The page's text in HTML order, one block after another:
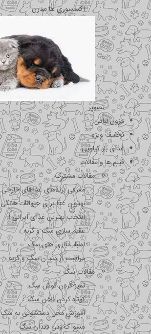
اکسسوری ها مدرن
تصویر
مزون لباس
تخفیف ویژه
غذای باز کیلویی
فیلم ها و مقالات
مقالات مشترک
معرفی برندهای غذاهای خارجی
بهترین غذا برای حیوانات خانگی
انتخاب بهترین غذای ایرانی !
عقیم سازی سگ و گربه
اسباب بازی های سگ
مراقبت از دندان سگ و گربه
مقالات سگ
تمیز کردن گوش سگ
کوتاه کردن ناخن سگ
آموزش محل دستشویی به سگ
مسواک زدن دندان سگ